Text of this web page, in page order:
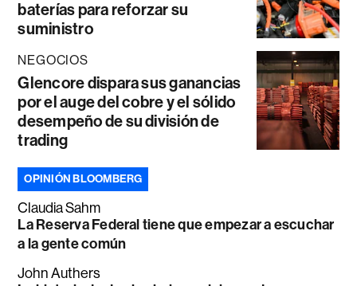
baterías para reforzar su
suministro
NEGOCIOS
Glencore dispara sus ganancias
por el auge del cobre y el sólido
desempeño de su división de
trading
OPINIÓN BLOOMBERG
Claudia Sahm
La Reserva Federal tiene que empezar a escuchar
a la gente común
John Authers